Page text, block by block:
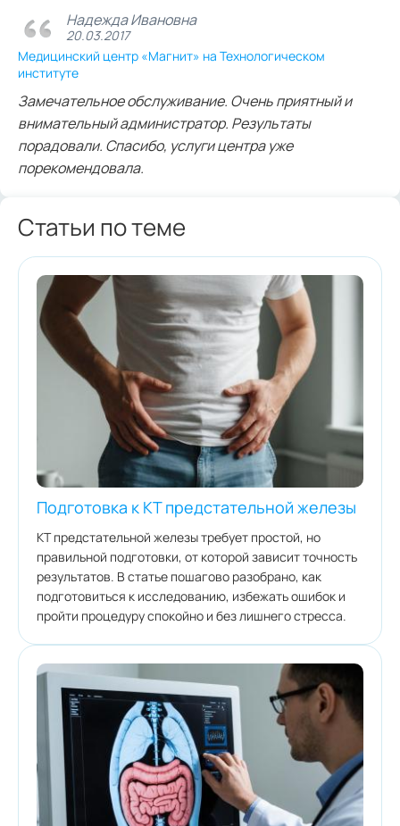
Надежда Ивановна
20.03.2017
Медицинский центр «Магнит» на Технологическом
институте
Замечательное обслуживание. Очень приятный и
внимательный администратор. Результаты
порадовали. Спасибо, услуги центра уже
порекомендовала.
Статьи по теме
Подготовка к КТ предстательной железы
КТ предстательной железы требует простой, но
правильной подготовки, от которой зависит точность
результатов. В статье пошагово разобрано, как
подготовиться к исследованию, избежать ошибок и
пройти процедуру спокойно и без лишнего стресса.